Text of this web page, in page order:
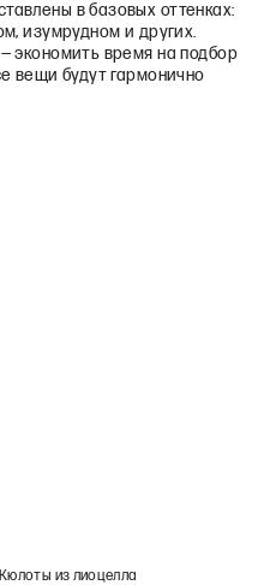
в базовых оттенках:
изумрудном и других.
— экономить время на подбор
вещи будут гармонично
Кюлоты из лиоцелла